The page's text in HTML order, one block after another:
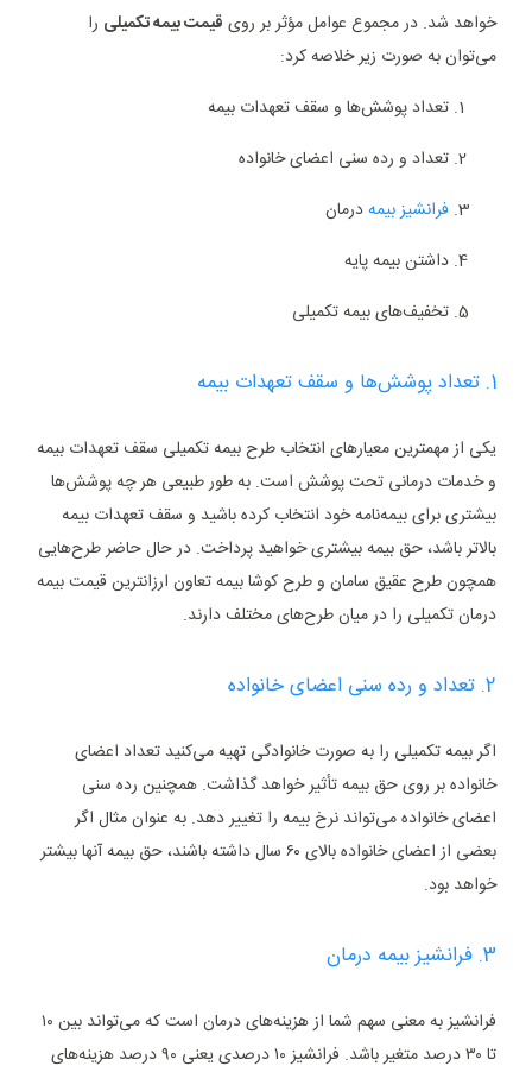
خواهد شد. در مجموع عوامل مؤثر بر روی قیمت بیمه تکمیلی را
می‌توان به صورت زیر خلاصه کرد:
تعداد پوشش‌ها و سقف تعهدات بیمه
تعداد و رده سنی اعضای خانواده
فرانشیز بیمهدرمان
داشتن بیمه پایه
تخفیف‌های بیمه تکمیلی
1. تعداد پوشش‌ها و سقف تعهدات بیمه
یکی از مهمترین معیارهای انتخاب طرح بیمه تکمیلی سقف تعهدات بیمه
و خدمات درمانی تحت پوشش است. به طور طبیعی هر چه پوشش‌ها
بیشتری برای بیمه‌نامه خود انتخاب کرده باشید و سقف تعهدات بیمه
بالاتر باشد، حق بیمه بیشتری خواهید پرداخت. در حال حاضر طرح‌هایی
همچون طرح عقیق سامان و طرح کوشا بیمه تعاون ارزانترین قیمت بیمه
درمان تکمیلی را در میان طرح‌های مختلف دارند.
2. تعداد و رده سنی اعضای خانواده
اگر بیمه تکمیلی را به صورت خانوادگی تهیه می‌کنید تعداد اعضای
خانواده بر روی حق بیمه تأثیر خواهد گذاشت. همچنین رده سنی
اعضای خانواده می‌تواند نرخ بیمه را تغییر دهد. به عنوان مثال اگر
بعضی از اعضای خانواده بالای ۶۰ سال داشته باشند، حق بیمه آنها بیشتر
خواهد بود.
3. فرانشیز بیمه درمان
فرانشیز به معنی سهم شما از هزینه‌های درمان است که می‌تواند بین ۱۰
تا ۳۰ درصد متغیر باشد. فرانشیز ۱۰ درصدی یعنی ۹۰ درصد هزینه‌های